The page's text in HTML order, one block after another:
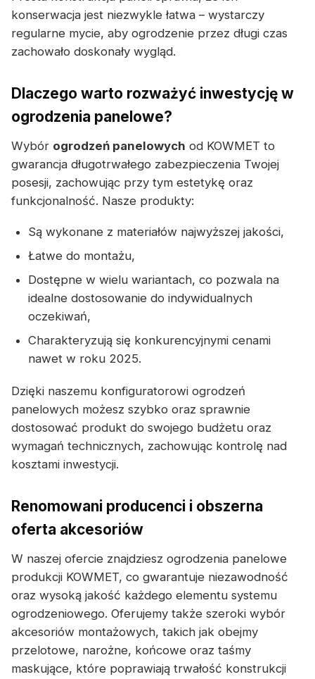
konserwacja jest niezwykle łatwa – wystarczy
regularne mycie, aby ogrodzenie przez długi czas
zachowało doskonały wygląd.
Dlaczego warto rozważyć inwestycję w
ogrodzenia panelowe?
Wybór ogrodzeń panelowych od KOWMET to
gwarancja długotrwałego zabezpieczenia Twojej
posesji, zachowując przy tym estetykę oraz
funkcjonalność. Nasze produkty:
Są wykonane z materiałów najwyższej jakości,
Łatwe do montażu,
Dostępne w wielu wariantach, co pozwala na
idealne dostosowanie do indywidualnych
oczekiwań,
Charakteryzują się konkurencyjnymi cenami
nawet w roku 2025.
Dzięki naszemu konfiguratorowi ogrodzeń
panelowych możesz szybko oraz sprawnie
dostosować produkt do swojego budżetu oraz
wymagań technicznych, zachowując kontrolę nad
kosztami inwestycji.
Renomowani producenci i obszerna
oferta akcesoriów
W naszej ofercie znajdziesz ogrodzenia panelowe
produkcji KOWMET, co gwarantuje niezawodność
oraz wysoką jakość każdego elementu systemu
ogrodzeniowego. Oferujemy także szeroki wybór
akcesoriów montażowych, takich jak obejmy
przelotowe, narożne, końcowe oraz taśmy
maskujące, które poprawiają trwałość konstrukcji